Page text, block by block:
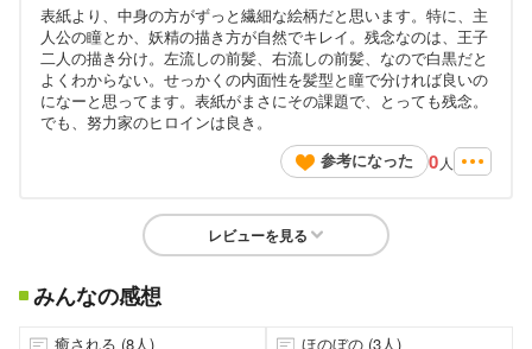
表紙より、中身の方がずっと繊細な絵柄だと思います。特に、主
人公の瞳とか、妖精の描き方が自然でキレイ。残念なのは、王子
二人の描き分け。左流しの前髪、右流しの前髪、なので白黒だと
よくわからない。せっかくの内面性を髪型と瞳で分ければ良いの
になーと思ってます。表紙がまさにその課題で、とっても残念。
でも、努力家のヒロインは良き。
参考になった
0 人
レビューを見る
みんなの感想
癒される (8人)
ほのぼの (3人)